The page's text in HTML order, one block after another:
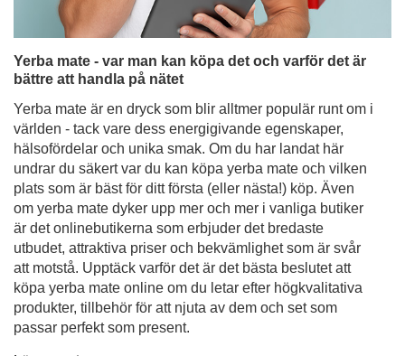
Yerba mate - var man kan köpa det och varför det är
bättre att handla på nätet
Yerba mate är en dryck som blir alltmer populär runt om i
världen - tack vare dess energigivande egenskaper,
hälsofördelar och unika smak. Om du har landat här
undrar du säkert var du kan köpa yerba mate och vilken
plats som är bäst för ditt första (eller nästa!) köp. Även
om yerba mate dyker upp mer och mer i vanliga butiker
är det onlinebutikerna som erbjuder det bredaste
utbudet, attraktiva priser och bekvämlighet som är svår
att motstå. Upptäck varför det är det bästa beslutet att
köpa yerba mate online om du letar efter högkvalitativa
produkter, tillbehör för att njuta av dem och set som
passar perfekt som present.